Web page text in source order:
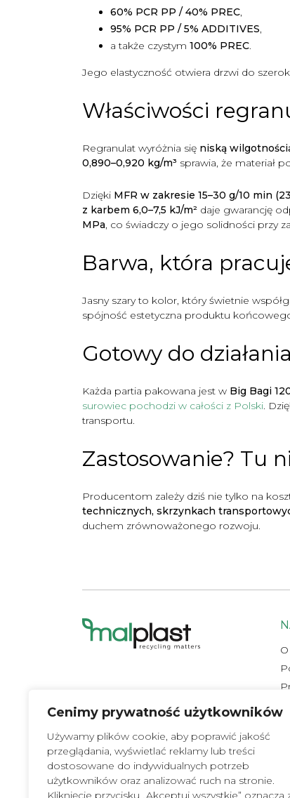
Cenimy prywatność użytkowników
Używamy plików cookie, aby poprawić jakość
przeglądania, wyświetlać reklamy lub treści
dostosowane do indywidualnych potrzeb
użytkowników oraz analizować ruch na stronie.
Kliknięcie przycisku „Akceptuj wszystkie” oznacza
60% PCR PP / 40% PREC,
95% PCR PP / 5% ADDITIVES,
a także czystym 100% PREC.
Jego elastyczność otwiera drzwi do
Właściwości
Regranulat wyróżnia się niską
0,890–0,920 kg/m³ sprawia, że materiał
Dzięki MFR w zakresie 15–30 g/10 min
z karbem 6,0–7,5 kJ/m² daje gwarancję
MPa, co świadczy o jego solidności przy
Barwa, która
Jasny szary to kolor, który świetnie
spójność estetyczna produktu
Gotowy do
Każda partia pakowana jest w Big Bagi
surowiec pochodzi w całości z Polski.
transportu.
Zastosowanie? Tu
Producentom zależy dziś nie tylko na
technicznych, skrzynkach
duchem zrównoważonego rozwoju.